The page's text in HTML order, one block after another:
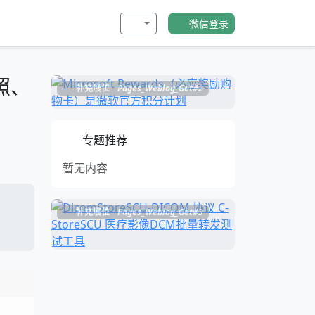
微信登录
补充展位 Pages_Weblog_Get#2
专题推荐
暂无内容
补充展位 Pages_Weblog_Get#3